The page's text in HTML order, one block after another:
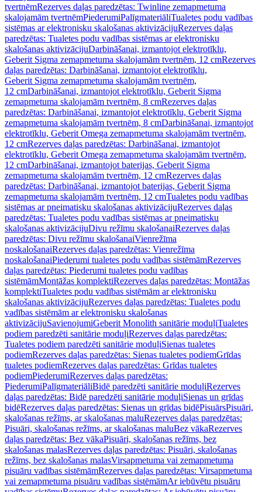
tvertnēmRezerves daļas paredzētas: Twinline zemapmetuma
skalojamām tvertnēmPiederumiPalīgmateriāliTualetes podu vadības
sistēmas ar elektronisku skalošanas aktivizācijuRezerves daļas
paredzētas: Tualetes podu vadības sistēmas ar elektronisku
skalošanas aktivizācijuDarbināšanai, izmantojot elektrotīklu,
Geberit Sigma zemapmetuma skalojamām tvertnēm, 12 cmRezerves
daļas paredzētas: Darbināšanai, izmantojot elektrotīklu,
Geberit Sigma zemapmetuma skalojamām tvertnēm,
12 cmDarbināšanai, izmantojot elektrotīklu, Geberit Sigma
zemapmetuma skalojamām tvertnēm, 8 cmRezerves daļas
paredzētas: Darbināšanai, izmantojot elektrotīklu, Geberit Sigma
zemapmetuma skalojamām tvertnēm, 8 cmDarbināšanai, izmantojot
elektrotīklu, Geberit Omega zemapmetuma skalojamām tvertnēm,
12 cmRezerves daļas paredzētas: Darbināšanai, izmantojot
elektrotīklu, Geberit Omega zemapmetuma skalojamām tvertnēm,
12 cmDarbināšanai, izmantojot baterijas, Geberit Sigma
zemapmetuma skalojamām tvertnēm, 12 cmRezerves daļas
paredzētas: Darbināšanai, izmantojot baterijas, Geberit Sigma
zemapmetuma skalojamām tvertnēm, 12 cmTualetes podu vadības
sistēmas ar pneimatisku skalošanas aktivizācijuRezerves daļas
paredzētas: Tualetes podu vadības sistēmas ar pneimatisku
skalošanas aktivizācijuDivu režīmu skalošanaiRezerves daļas
paredzētas: Divu režīmu skalošanaiVienrežīma
noskalošanaiRezerves daļas paredzētas: Vienrežīma
noskalošanaiPiederumi tualetes podu vadības sistēmāmRezerves
daļas paredzētas: Piederumi tualetes podu vadības
sistēmāmMontāžas komplektiRezerves daļas paredzētas: Montāžas
komplektiTualetes podu vadības sistēmām ar elektronisku
skalošanas aktivizācijuRezerves daļas paredzētas: Tualetes podu
vadības sistēmām ar elektronisku skalošanas
aktivizācijuSavienojumiGeberit Monolith sanitārie moduļiTualetes
podiem paredzēti sanitārie moduļiRezerves daļas paredzētas:
Tualetes podiem paredzēti sanitārie moduļiSienas tualetes
podiemRezerves daļas paredzētas: Sienas tualetes podiemGrīdas
tualetes podiemRezerves daļas paredzētas: Grīdas tualetes
podiemPiederumiRezerves daļas paredzētas:
PiederumiPalīgmateriāliBidē paredzēti sanitārie moduļiRezerves
daļas paredzētas: Bidē paredzēti sanitārie moduļiSienas un grīdas
bidēRezerves daļas paredzētas: Sienas un grīdas bidēPisuārsPisuāri,
skalošanas režīms, ar skalošanas maluRezerves daļas paredzētas:
Pisuāri, skalošanas režīms, ar skalošanas maluBez vākaRezerves
daļas paredzētas: Bez vākaPisuāri, skalošanas režīms, bez
skalošanas malasRezerves daļas paredzētas: Pisuāri, skalošanas
režīms, bez skalošanas malasVirsapmetuma vai zemapmetuma
pisuāru vadības sistēmāmRezerves daļas paredzētas: Virsapmetuma
vai zemapmetuma pisuāru vadības sistēmāmAr iebūvētu pisuāru